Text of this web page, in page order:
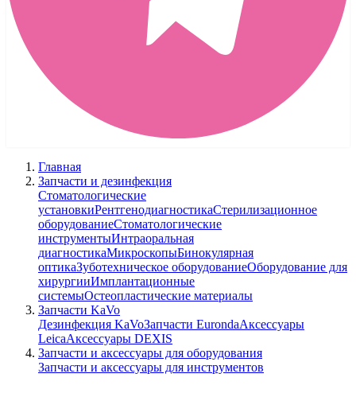
Главная
Запчасти и дезинфекция
Стоматологические
установкиРентгенодиагностикаСтерилизационное
оборудованиеСтоматологические
инструментыИнтраоральная
диагностикаМикроскопыБинокулярная
оптикаЗуботехническое оборудованиеОборудование для
хирургииИмплантационные
системыОстеопластические материалы
Запчасти KaVo
Дезинфекция KaVoЗапчасти EurondaАксессуары
LeicaАксессуары DEXIS
Запчасти и аксессуары для оборудования
Запчасти и аксессуары для инструментов